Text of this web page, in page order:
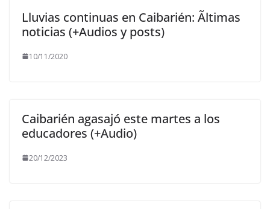
Lluvias continuas en Caibarién: Ãltimas
noticias (+Audios y posts)
10/11/2020
Caibarién agasajó este martes a los
educadores (+Audio)
20/12/2023